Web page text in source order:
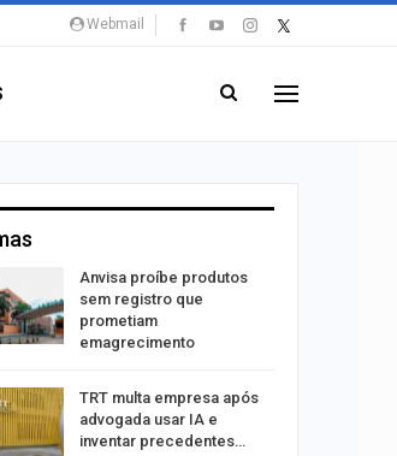
Webmail
Anvisa proíbe produtos
sem registro que
prometiam
emagrecimento
TRT multa empresa após
advogada usar IA e
inventar precedentes…